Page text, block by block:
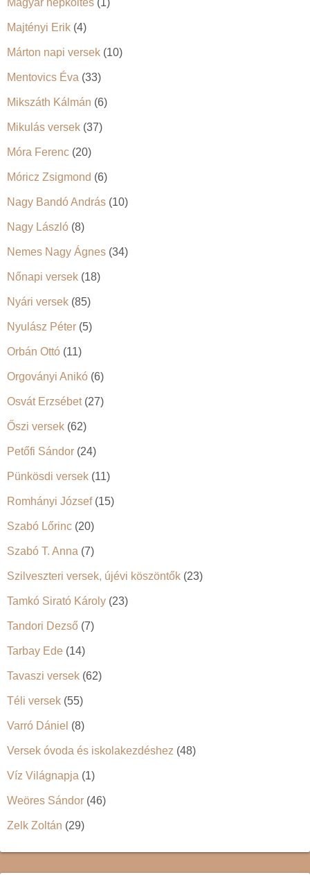
Majtényi Erik (4)
Márton napi versek (10)
Mentovics Éva (33)
Mikszáth Kálmán (6)
Mikulás versek (37)
Móra Ferenc (20)
Móricz Zsigmond (6)
Nagy Bandó András (10)
Nagy László (8)
Nemes Nagy Ágnes (34)
Nőnapi versek (18)
Nyári versek (85)
Nyulász Péter (5)
Orbán Ottó (11)
Orgoványi Anikó (6)
Osvát Erzsébet(27)
Őszi versek (62)
Petőfi Sándor (24)
Pünkösdi versek (11)
Romhányi József(15)
Szabó Lőrinc (20)
Szabó T. Anna (7)
Szilveszteri versek, újévi köszöntők (23)
Tamkó Sirató Károly (23)
Tandori Dezső (7)
Tarbay Ede (14)
Tavaszi versek (62)
Téli versek (55)
Varró Dániel (8)
Versek óvoda és iskolakezdéshez (48)
Víz Világnapja (1)
Weöres Sándor (46)
Zelk Zoltán (29)